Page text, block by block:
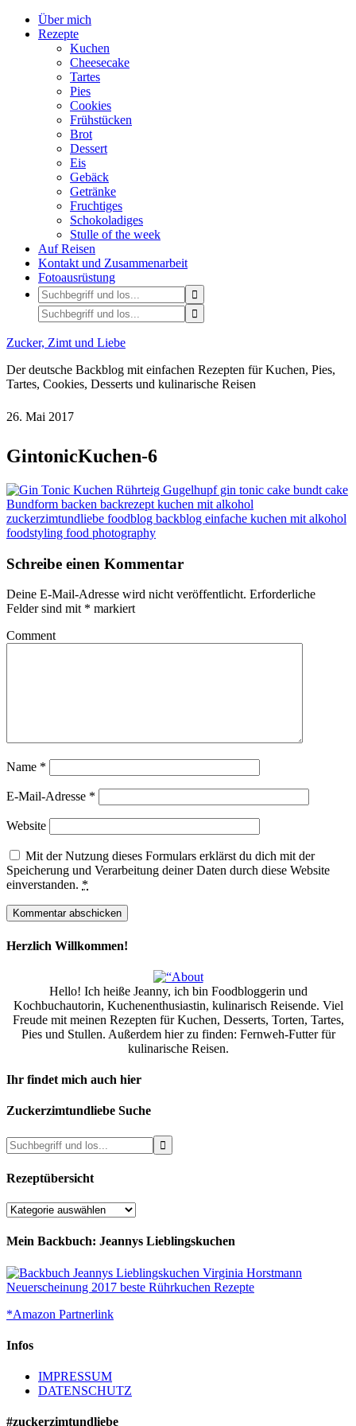
Über mich
Rezepte
Kuchen
Cheesecake
Tartes
Pies
Cookies
Frühstücken
Brot
Dessert
Eis
Gebäck
Getränke
Fruchtiges
Schokoladiges
Stulle of the week
Auf Reisen
Kontakt und Zusammenarbeit
Fotoausrüstung
Zucker, Zimt und Liebe
Der deutsche Backblog mit einfachen Rezepten für Kuchen, Pies,
Tartes, Cookies, Desserts und kulinarische Reisen
26. Mai 2017
GintonicKuchen-6
Schreibe einen Kommentar
Deine E-Mail-Adresse wird nicht veröffentlicht. Erforderliche
Felder sind mit * markiert
Comment
Name *
E-Mail-Adresse *
Website
Mit der Nutzung dieses Formulars erklärst du dich mit der
Speicherung und Verarbeitung deiner Daten durch diese Website
einverstanden. *
Herzlich Willkommen!
Hello! Ich heiße Jeanny, ich bin Foodbloggerin und
Kochbuchautorin, Kuchenenthusiastin, kulinarisch Reisende. Viel
Freude mit meinen Rezepten für Kuchen, Desserts, Torten, Tartes,
Pies und Stullen. Außerdem hier zu finden: Fernweh-Futter für
kulinarische Reisen.
Ihr findet mich auch hier
Zuckerzimtundliebe Suche
Rezeptübersicht
Rezeptübersicht
Mein Backbuch: Jeannys Lieblingskuchen
*Amazon Partnerlink
Infos
IMPRESSUM
DATENSCHUTZ
#zuckerzimtundliebe